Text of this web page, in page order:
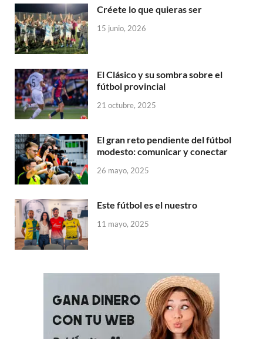
Créete lo que quieras ser
15 junio, 2026
El Clásico y su sombra sobre el
fútbol provincial
21 octubre, 2025
El gran reto pendiente del fútbol
modesto: comunicar y conectar
26 mayo, 2025
Este fútbol es el nuestro
11 mayo, 2025